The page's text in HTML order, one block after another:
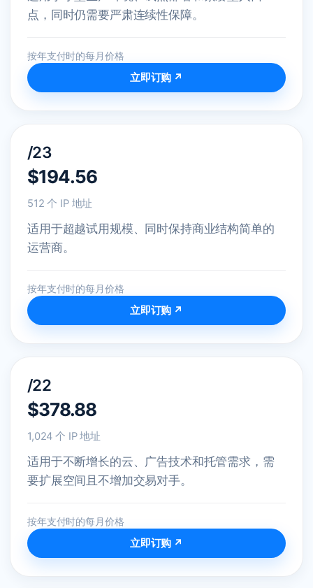
点，同时仍需要严肃连续性保障。
按年支付时的每月价格
立即订购 ↗
/23
$194.56
512 个 IP 地址
适用于超越试用规模、同时保持商业结构简单的
运营商。
按年支付时的每月价格
立即订购 ↗
/22
$378.88
1,024 个 IP 地址
适用于不断增长的云、广告技术和托管需求，需
要扩展空间且不增加交易对手。
按年支付时的每月价格
立即订购 ↗